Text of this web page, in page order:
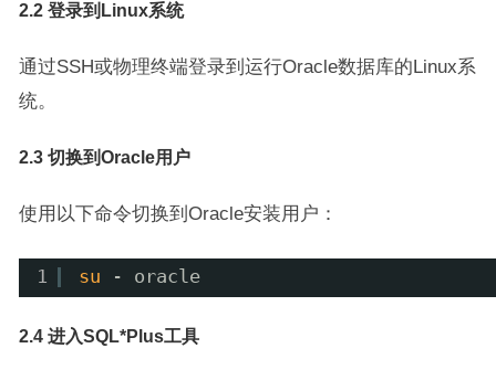
2.2 登录到Linux系统
通过SSH或物理终端登录到运行Oracle数据库的Linux系
统。
2.3 切换到Oracle用户
使用以下命令切换到Oracle安装用户：
1 su - oracle
2.4 进入SQL*Plus工具